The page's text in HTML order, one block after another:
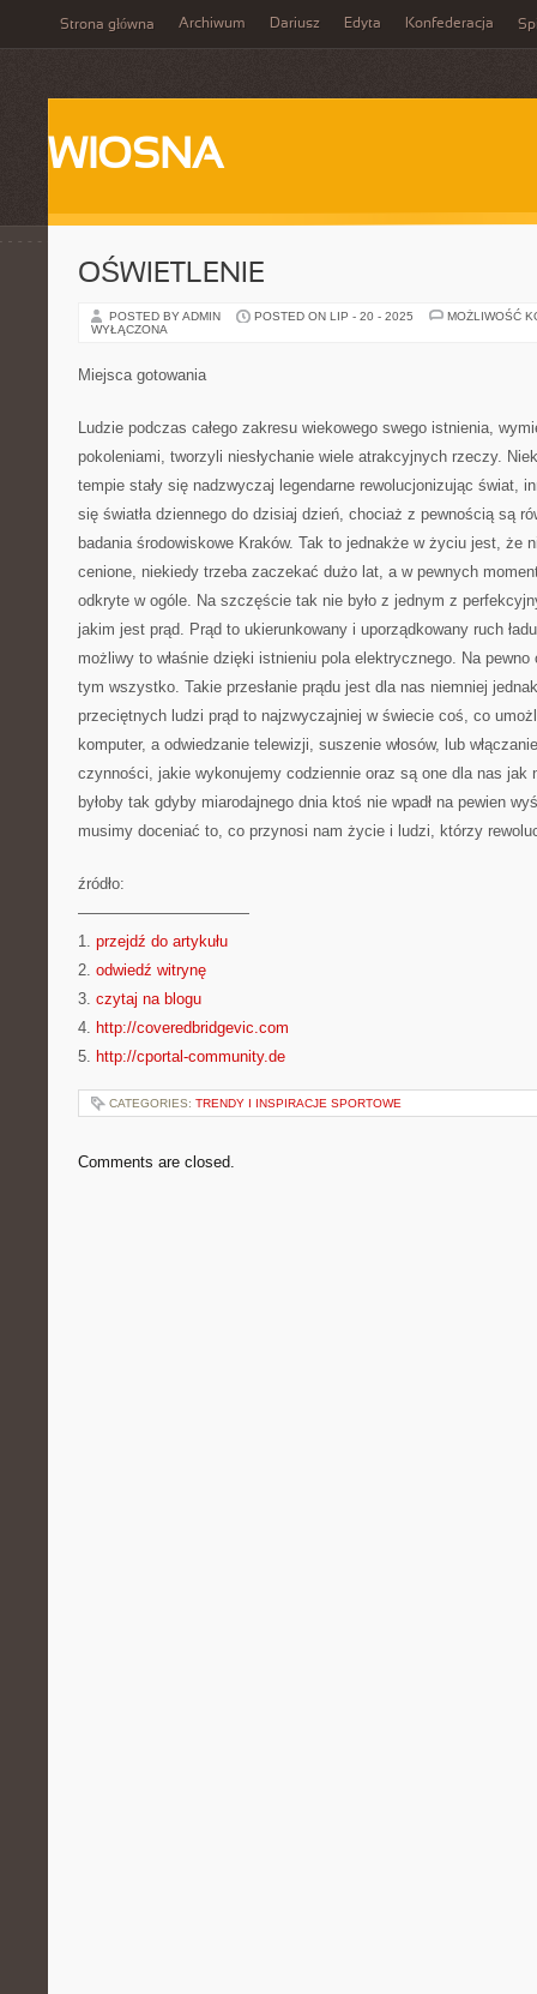
Strona główna Archiwum Dariusz Edyta Konfederacja
WIOSNA
OŚWIETLENIE
POSTED BY ADMIN POSTED ON LIP - 20 - 2025
MOŻLIWOŚĆ
WYŁĄCZONA
Miejsca gotowania
Ludzie podczas całego zakresu wiekowego swego istnienia,
pokoleniami, tworzyli niesłychanie wiele atrakcyjnych rzeczy.
tempie stały się nadzwyczaj legendarne rewolucjonizując świat,
się światła dziennego do dzisiaj dzień, chociaż z pewnością są
badania środowiskowe Kraków. Tak to jednakże w życiu jest, że
cenione, niekiedy trzeba zaczekać dużo lat, a w pewnych
odkryte w ogóle. Na szczęście tak nie było z jednym z
jakim jest prąd. Prąd to ukierunkowany i uporządkowany ruch
możliwy to właśnie dzięki istnieniu pola elektrycznego. Na
tym wszystko. Takie przesłanie prądu jest dla nas niemniej
przeciętnych ludzi prąd to najzwyczajniej w świecie coś, co
komputer, a odwiedzanie telewizji, suszenie włosów, lub
czynności, jakie wykonujemy codziennie oraz są one dla nas jak
byłoby tak gdyby miarodajnego dnia ktoś nie wpadł na pewien
musimy doceniać to, co przynosi nam życie i ludzi, którzy
źródło:
———————————
1. przejdź do artykułu
2. odwiedź witrynę
3. czytaj na blogu
4. http://coveredbridgevic.com
5. http://cportal-community.de
CATEGORIES: TRENDY I INSPIRACJE SPORTOWE
Comments are closed.